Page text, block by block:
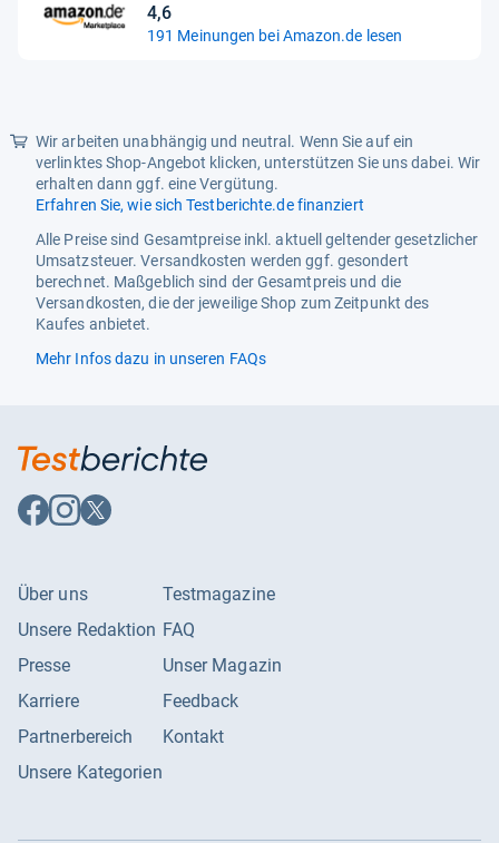
4,6
4,6
von
191 Meinungen bei Amazon.de lesen
Wir arbeiten unabhängig und neutral. Wenn Sie auf ein
verlinktes Shop-Angebot klicken, unterstützen Sie uns dabei. Wir
erhalten dann ggf. eine Vergütung.
Erfahren Sie, wie sich Testberichte.de finanziert
Alle Preise sind Gesamtpreise inkl. aktuell geltender gesetzlicher
Umsatzsteuer. Versandkosten werden ggf. gesondert
berechnet. Maßgeblich sind der Gesamtpreis und die
Versandkosten, die der jeweilige Shop zum Zeitpunkt des
Kaufes anbietet.
Mehr Infos dazu in unseren FAQs
Auf
Facebook
Auf
Instagram
Auf
X
Über uns
Unsere Redaktion
Presse
Karriere
Partnerbereich
Unsere Kategorien
Testmagazine
FAQ
Unser Magazin
Feedback
Kontakt